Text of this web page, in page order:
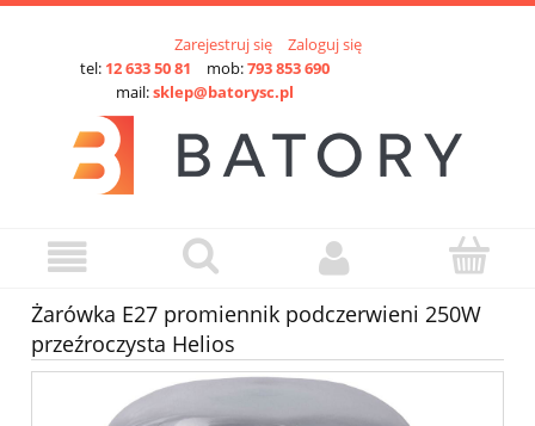
Zarejestruj się
Zaloguj się
tel: 12 633 50 81 mob:793 853 690
mail:sklep@batorysc.pl
Żarówka E27 promiennik podczerwieni 250W
przeźroczysta Helios